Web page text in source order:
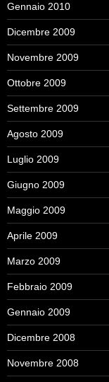
Gennaio 2010
Dicembre 2009
Novembre 2009
Ottobre 2009
Settembre 2009
Agosto 2009
Luglio 2009
Giugno 2009
Maggio 2009
Aprile 2009
Marzo 2009
Febbraio 2009
Gennaio 2009
Dicembre 2008
Novembre 2008